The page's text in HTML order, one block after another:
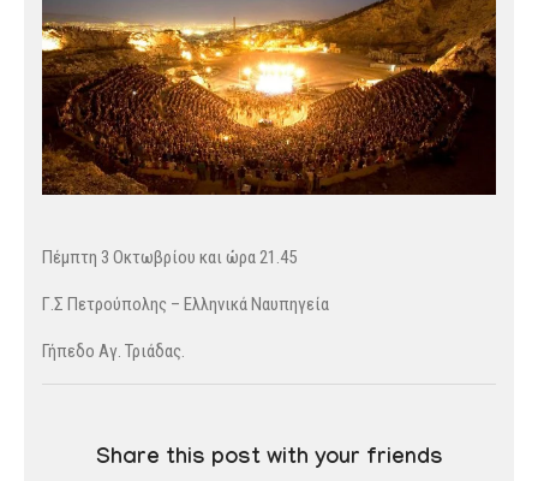
Πέμπτη 3 Οκτωβρίου και ώρα 21.45
Γ.Σ Πετρούπολης – Ελληνικά Ναυπηγεία
Γήπεδο Αγ. Τριάδας.
Share this post with your friends